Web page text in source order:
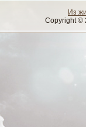
Из
Copyright ©